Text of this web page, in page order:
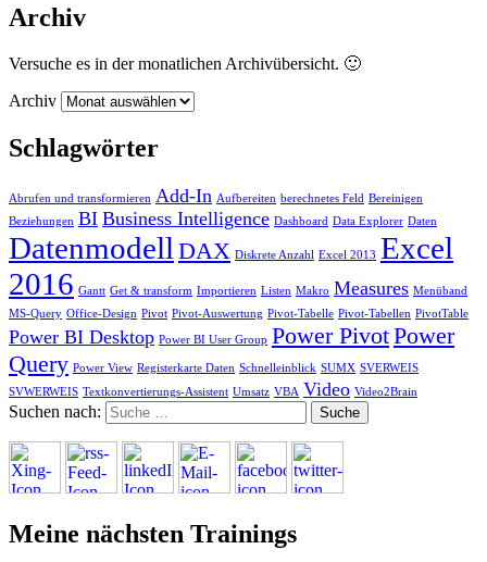
Archiv
Versuche es in der monatlichen Archivübersicht. 🙂
Archiv
Schlagwörter
Abrufen und transformieren Add-In Aufbereiten berechnetes Feld Bereinigen
Beziehungen BI Business Intelligence Dashboard Data Explorer Daten
Datenmodell DAX Diskrete Anzahl Excel 2013 Excel
2016 Gantt Get & transform Importieren Listen Makro Measures Menüband
MS-Query Office-Design Pivot Pivot-Auswertung Pivot-Tabelle Pivot-Tabellen PivotTable
Power BI Desktop Power BI User Group Power PivotPower
Query Power View Registerkarte Daten Schnelleinblick SUMX SVERWEIS
SVWERWEIS Textkonvertierungs-Assistent Umsatz VBA Video Video2Brain
Suchen nach:
Meine nächsten Trainings